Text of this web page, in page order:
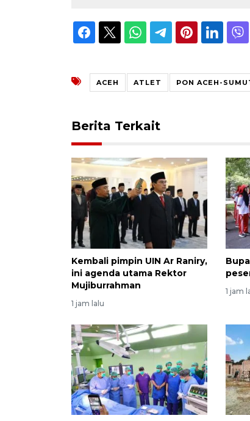
ACEH ATLET PON ACEH-
Berita Terkait
Kembali pimpin UIN Ar Raniry,
ini agenda utama Rektor
Mujiburrahman
1 jam lalu
1 jam